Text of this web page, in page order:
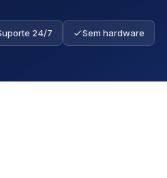
24/7 Sem hardware